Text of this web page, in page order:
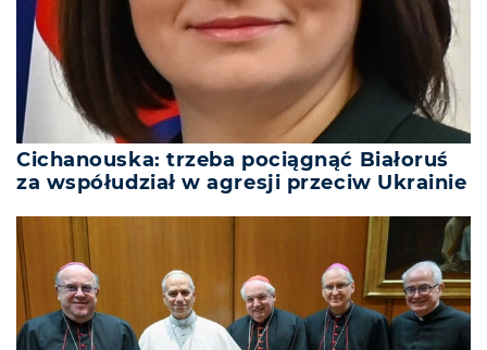
Cichanouska: trzeba pociągnąć Białoruś
za współudział w agresji przeciw Ukrainie